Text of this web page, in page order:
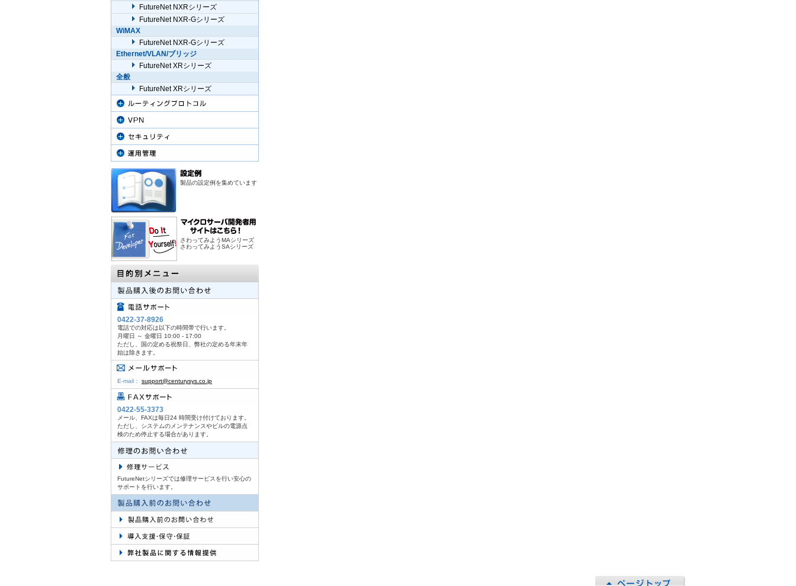
FutureNet NXRシリーズ
FutureNet NXR-Gシリーズ
WiMAX
FutureNet NXR-Gシリーズ
Ethernet/VLAN/ブリッジ
FutureNet XRシリーズ
全般
FutureNet XRシリーズ
製品の設定例を集めています
さわってみようMAシリーズ
さわってみようSAシリーズ
0422-37-8926
電話での対応は以下の時間帯で行います。
月曜日 ～ 金曜日 10:00 - 17:00
ただし、国の定める祝祭日、弊社の定める年末年
始は除きます。
E-mail： support@centurysys.co.jp
0422-55-3373
メール、FAXは毎日24 時間受け付けております。
ただし、システムのメンテナンスやビルの電源点
検のため停止する場合があります。
FutureNetシリーズでは修理サービスを行い安心の
サポートを行います。